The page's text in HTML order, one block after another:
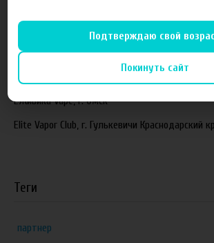
"ZEUS", г. Санкт-Петербург
VapeReserve, г. Ульяновск
Vape Band, г. Казань
ЁЖивика Vape, г. Омск
Elite Vapor Club, г. Гулькевичи Краснодарский
Теги
партнер
Подтверждаю свой
Покинуть сайт